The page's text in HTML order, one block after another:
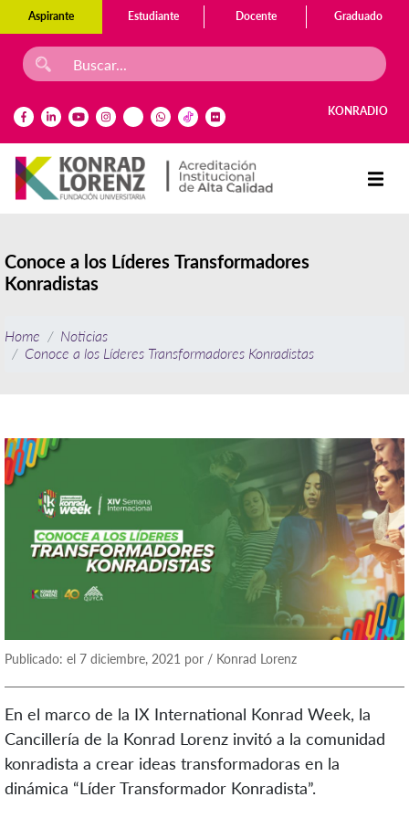
Aspirante Estudiante Docente Graduado
KONRADIO
Conoce a los Líderes Transformadores
Konradistas
Home
Noticias
Conoce a los Líderes Transformadores Konradistas
Publicado: el 7 diciembre, 2021 por / Konrad Lorenz
En el marco de la IX International Konrad Week, la
Cancillería de la Konrad Lorenz invitó a la comunidad
konradista a crear ideas transformadoras en la
dinámica “Líder Transformador Konradista”.